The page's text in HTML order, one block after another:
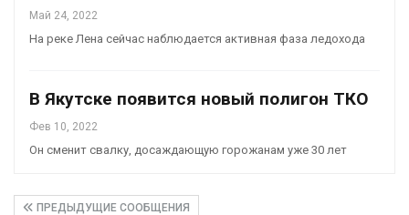
Май 24, 2022
На реке Лена сейчас наблюдается активная фаза ледохода
В Якутске появится новый полигон ТКО
Фев 10, 2022
Он сменит свалку, досаждающую горожанам уже 30 лет
ПРЕДЫДУЩИЕ СООБЩЕНИЯ